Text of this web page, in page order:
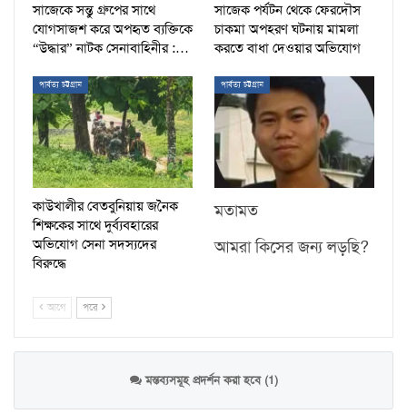
সাজেকে সন্তু গ্রুপের সাথে
যোগসাজশ করে অপহৃত ব্যক্তিকে
“উদ্ধার” নাটক সেনাবাহিনীর :…
সাজেক পর্যটন থেকে ফেরদৌস
চাকমা অপহরণ ঘটনায় মামলা
করতে বাধা দেওয়ার অভিযোগ
পার্বত্য চট্টগ্রাম
কাউখালীর বেতবুনিয়ায় জনৈক
শিক্ষকের সাথে দুর্ব্যবহারের
অভিযোগ সেনা সদস্যদের
বিরুদ্ধে
পার্বত্য চট্টগ্রাম
মতামত
আমরা কিসের জন্য লড়ছি?
আগে পরে
মন্তব্যসমূহ প্রদর্শন করা হবে (1)